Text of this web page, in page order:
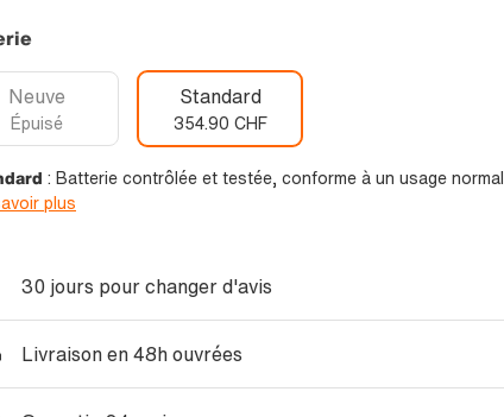
Neuve
Épuisé
Standard
354.90 CHF
: Batterie contrôlée et testée, conforme à un usage normal
plus
30 jours pour changer d'avis
Livraison en 48h ouvrées